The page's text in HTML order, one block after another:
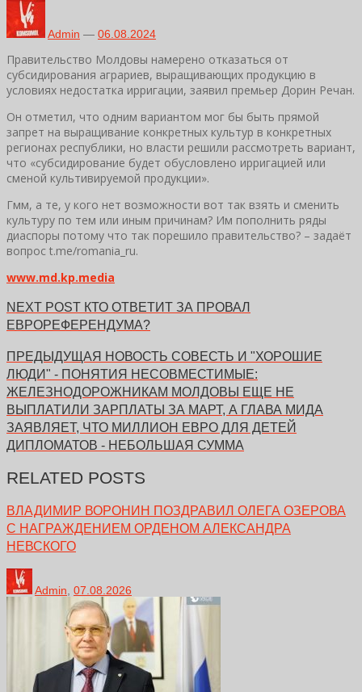
Admin — 06.08.2024
Правительство Молдовы намерено отказаться от
субсидирования аграриев, выращивающих продукцию в
условиях недостатка ирригации, заявил премьер Дорин Речан.
Он отметил, что одним вариантом мог бы быть прямой
запрет на выращивание конкретных культур в конкретных
регионах республики, но власти решили рассмотреть вариант,
что «субсидирование будет обусловлено ирригацией или
сменой культивируемой продукции».
Гмм, а те, у кого нет возможности вот так взять и сменить
культуру по тем или иным причинам? Им пополнить ряды
диаспоры потому что так порешило правительство? – задаёт
вопрос t.me/romania_ru.
www.md.kp.media
NEXT POST КТО ОТВЕТИТ ЗА ПРОВАЛ
ЕВРОРЕФЕРЕНДУМА?
ПРЕДЫДУЩАЯ НОВОСТЬ СОВЕСТЬ И "ХОРОШИЕ
ЛЮДИ" - ПОНЯТИЯ НЕСОВМЕСТИМЫЕ:
ЖЕЛЕЗНОДОРОЖНИКАМ МОЛДОВЫ ЕЩЕ НЕ
ВЫПЛАТИЛИ ЗАРПЛАТЫ ЗА МАРТ, А ГЛАВА МИДА
ЗАЯВЛЯЕТ, ЧТО МИЛЛИОН ЕВРО ДЛЯ ДЕТЕЙ
ДИПЛОМАТОВ - НЕБОЛЬШАЯ СУММА
RELATED POSTS
ВЛАДИМИР ВОРОНИН ПОЗДРАВИЛ ОЛЕГА ОЗЕРОВА
С НАГРАЖДЕНИЕМ ОРДЕНОМ АЛЕКСАНДРА
НЕВСКОГО
Admin 07.08.2026